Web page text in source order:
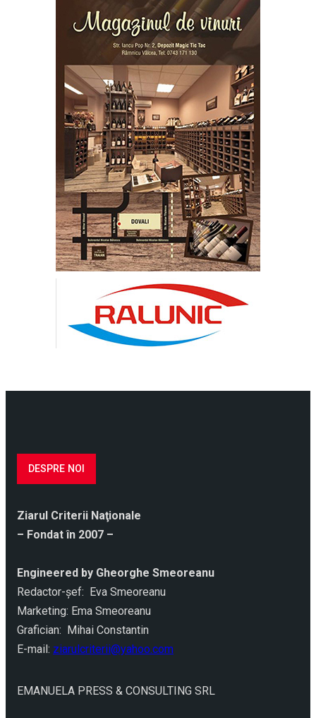
DESPRE NOI
Ziarul Criterii Naţionale
– Fondat în 2007 –
Engineered by Gheorghe Smeoreanu
Redactor-şef: Eva Smeoreanu
Marketing: Ema Smeoreanu
Grafician: Mihai Constantin
E-mail: ziarulcriterii@yahoo.com
EMANUELA PRESS & CONSULTING SRL